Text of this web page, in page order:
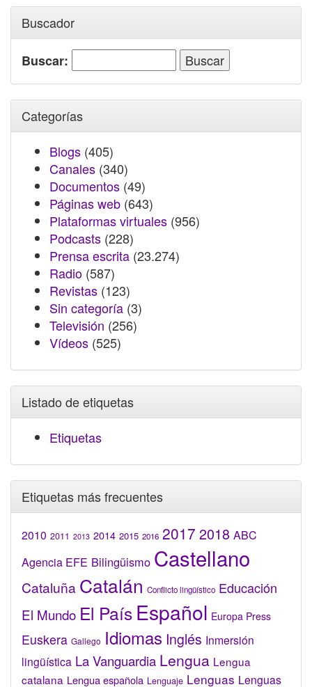
Buscador
Buscar:
Categorías
Blogs (405)
Canales (340)
Documentos (49)
Páginas web (643)
Plataformas virtuales (956)
Podcasts (228)
Prensa escrita (23.274)
Radio (587)
Revistas (123)
Sin categoría (3)
Televisión (256)
Vídeos (525)
Listado de etiquetas
Etiquetas
Etiquetas más frecuentes
2010 2011 2013 2014 2015 2016 2017 2018 ABC
Agencia EFE Bilingüismo Castellano
Cataluña Catalán Conflicto lingüístico Educación
El Mundo El País Español Europa Press
Euskera Gallego Idiomas Inglés Inmersión
lingüística La Vanguardia Lengua Lengua
catalana Lengua española Lenguaje Lenguas Lenguas